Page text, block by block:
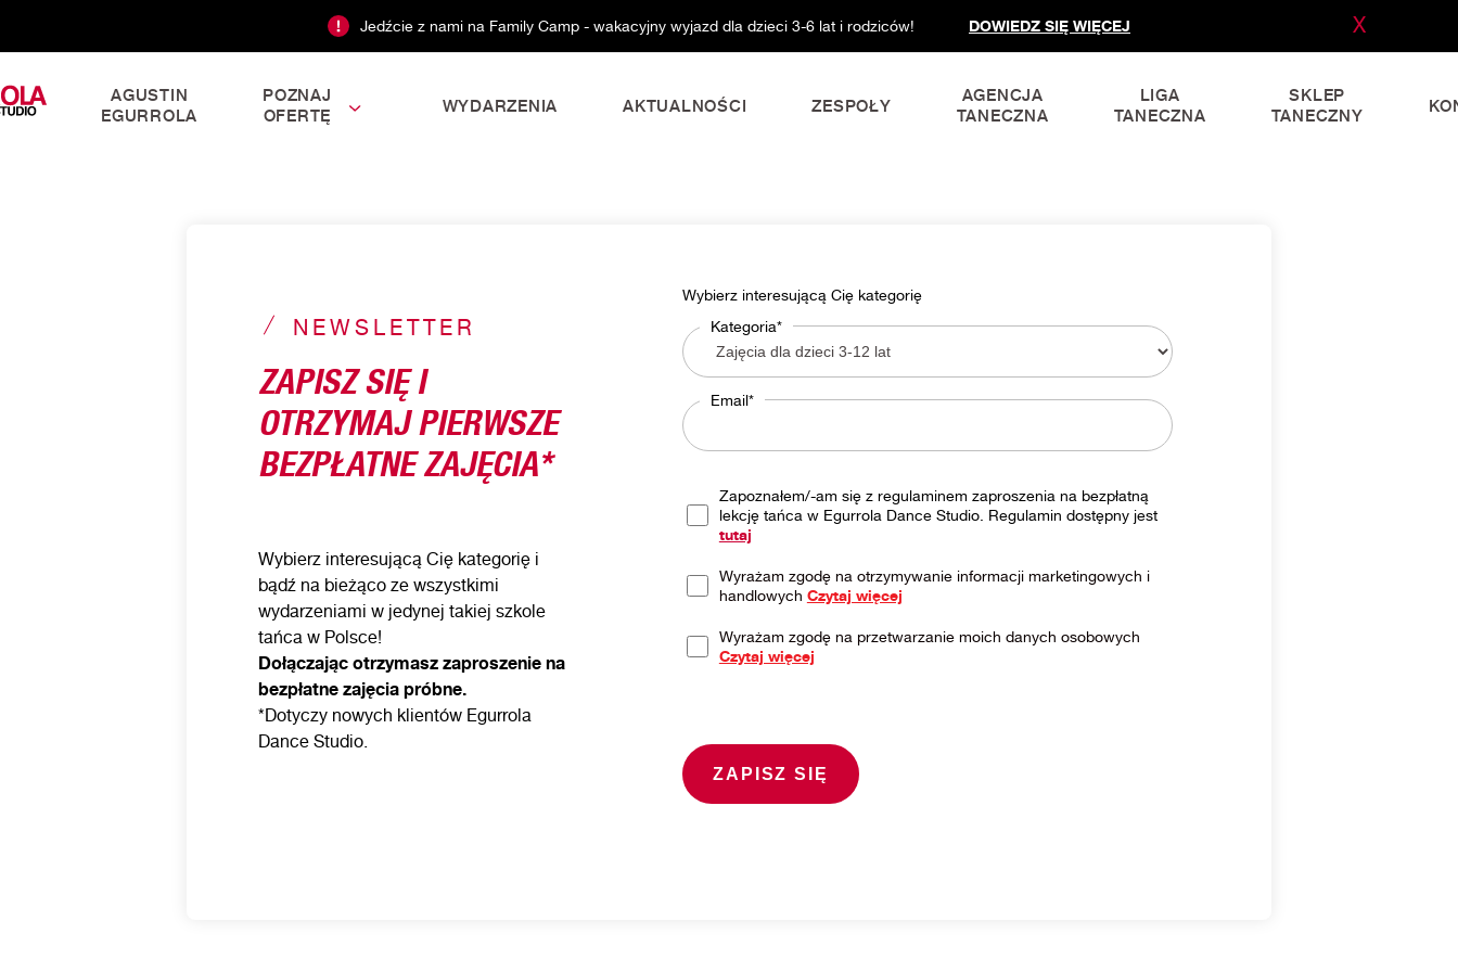
X
Jedźcie z nami na Family Camp - wakacyjny wyjazd dla dzieci 3-6 lat i rodziców! DOWIEDZ SIĘ WIĘCEJ
AGUSTIN
EGURROLA
POZNAJ
OFERTĘ
WYDARZENIA AKTUALNOŚCI ZESPOŁY
AGENCJA
TANECZNA
LIGA
TANECZNA
SKLEP
TANECZNY
NEWSLETTER
ZAPISZ SIĘ I
OTRZYMAJ PIERWSZE
BEZPŁATNE ZAJĘCIA*
Wybierz interesującą Cię kategorię i
bądź na bieżąco ze wszystkimi
wydarzeniami w jedynej takiej szkole
tańca w Polsce!
Dołączając otrzymasz zaproszenie na
bezpłatne zajęcia próbne.
*Dotyczy nowych klientów Egurrola
Dance Studio.
Wybierz interesującą Cię kategorię
Kategoria*
Email*
Zapoznałem/-am się z regulaminem zaproszenia na bezpłatną
lekcję tańca w Egurrola Dance Studio. Regulamin dostępny jest
tutaj
Wyrażam zgodę na otrzymywanie informacji marketingowych i
handlowych Czytaj więcej
Wyrażam zgodę na przetwarzanie moich danych osobowych
Czytaj więcej